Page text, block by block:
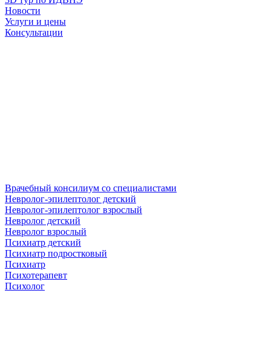
Новости
Услуги и цены
Консультации
Врачебный консилиум со специалистами
Невролог-эпилептолог детский
Невролог-эпилептолог взрослый
Невролог детский
Невролог взрослый
Психиатр детский
Психиатр подростковый
Психиатр
Психотерапевт
Психолог